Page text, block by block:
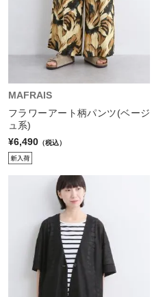
MAFRAIS
フラワーアート柄パンツ(ベージ
ュ系)
¥6,490 （税込）